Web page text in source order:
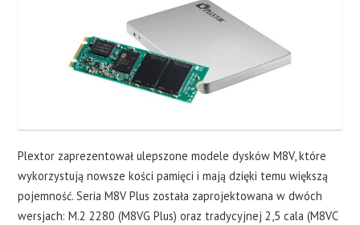
Plextor zaprezentował ulepszone modele dysków M8V, które
wykorzystują nowsze kości pamięci i mają dzięki temu większą
pojemność. Seria M8V Plus została zaprojektowana w dwóch
wersjach: M.2 2280 (M8VG Plus) oraz tradycyjnej 2,5 cala (M8VC